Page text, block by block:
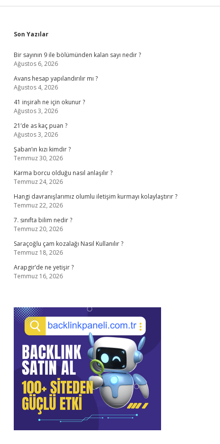
Sidebar
Son Yazılar
Bir sayının 9 ile bölümünden kalan sayı nedir ?
Ağustos 6, 2026
Avans hesap yapılandırılır mı ?
Ağustos 4, 2026
41 inşirah ne için okunur ?
Ağustos 3, 2026
21’de as kaç puan ?
Ağustos 3, 2026
Şaban’ın kızı kimdir ?
Temmuz 30, 2026
Karma borcu olduğu nasıl anlaşılır ?
Temmuz 24, 2026
Hangi davranışlarımız olumlu iletişim kurmayı kolaylaştırır ?
Temmuz 22, 2026
7. sınıfta bilim nedir ?
Temmuz 20, 2026
Saraçoğlu çam kozalağı Nasıl Kullanılır ?
Temmuz 18, 2026
Arapgir’de ne yetişir ?
Temmuz 16, 2026